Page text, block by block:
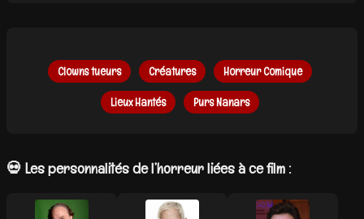
Clowns tueurs Créatures Horreur Comique
Lieux Hantés Purs Nanars
💀 Les personnalités de l’horreur liées à ce film :